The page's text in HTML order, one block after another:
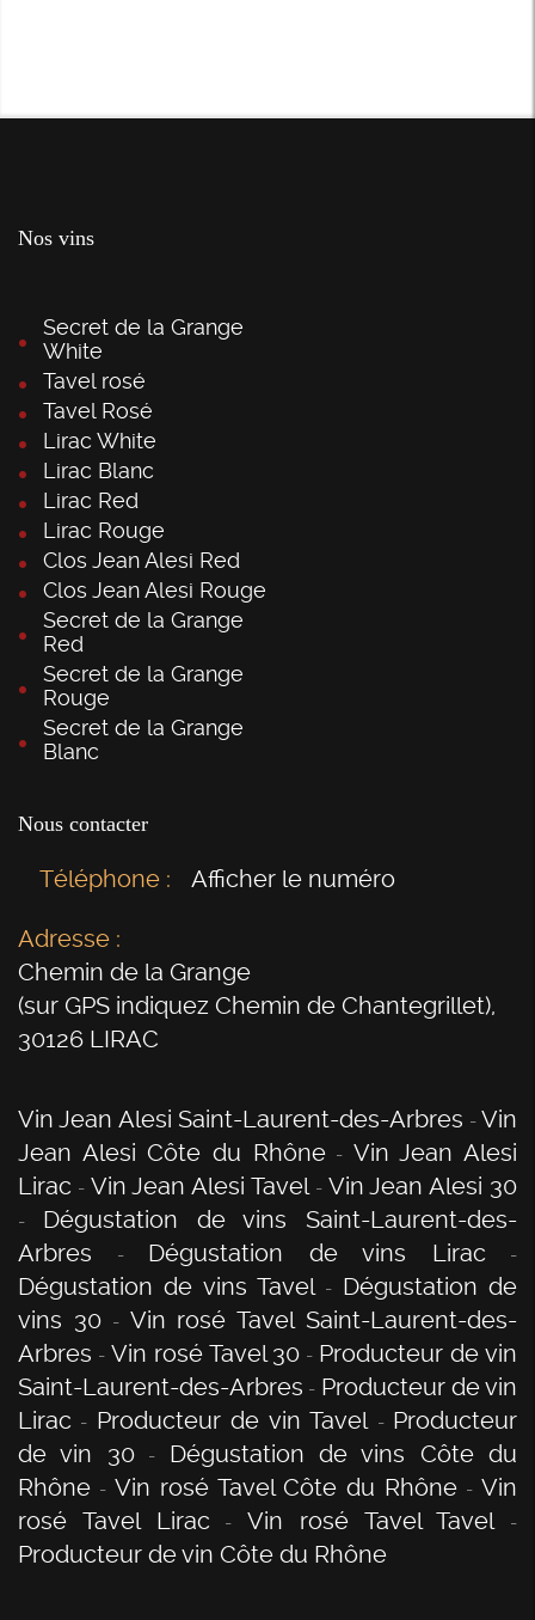
Nos vins
Secret de la Grange
White
Tavel rosé
Tavel Rosé
Lirac White
Lirac Blanc
Lirac Red
Lirac Rouge
Clos Jean Alesi Red
Clos Jean Alesi Rouge
Secret de la Grange
Red
Secret de la Grange
Rouge
Secret de la Grange
Blanc
Nous contacter
Téléphone : Afficher le numéro
Adresse :
Chemin de la Grange
(sur GPS indiquez Chemin de Chantegrillet),
30126 LIRAC
Vin Jean Alesi Saint-Laurent-des-Arbres
Vin
Jean Alesi Côte du Rhône
Vin Jean Alesi
Lirac
Vin Jean Alesi Tavel
Vin Jean Alesi 30
Dégustation de vins Saint-Laurent-des-
Arbres
Dégustation de vins Lirac
Dégustation de vins Tavel
Dégustation de
vins 30
Vin rosé Tavel Saint-Laurent-des-
Arbres
Vin rosé Tavel 30
Producteur de vin
Saint-Laurent-des-Arbres
Producteur de vin
Lirac
Producteur de vin Tavel
Producteur
de vin 30
Dégustation de vins Côte du
Rhône
Vin rosé Tavel Côte du Rhône
Vin
rosé Tavel Lirac
Vin rosé Tavel Tavel
Producteur de vin Côte du Rhône